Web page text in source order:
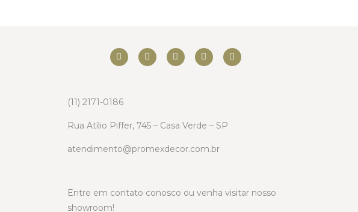
(11) 2171-0186
Rua Atílio Piffer, 745 – Casa Verde – SP
atendimento@promexdecor.com.br
Entre em contato conosco ou venha visitar nosso
showroom!